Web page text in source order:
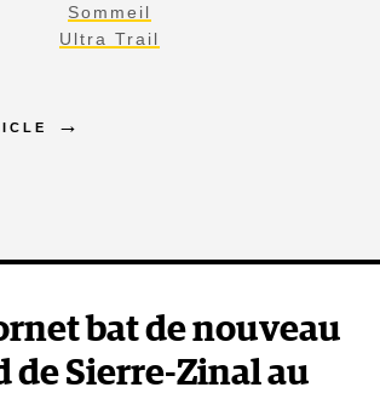
Sommeil
Ultra Trail
bat de nouveau
de Sierre-Zinal au